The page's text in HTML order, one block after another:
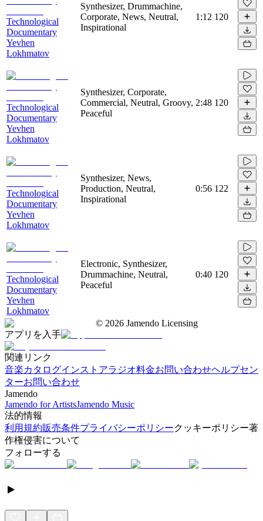
Technological
Documentary
Yevhen
Lokhmatov
Synthesizer, Drummachine,
Corporate, News, Neutral,
Inspirational
1:12 120
Technological
Documentary
Yevhen
Lokhmatov
Synthesizer, Corporate,
Commercial, Neutral, Groovy,
Peaceful
2:48 120
Technological
Documentary
Yevhen
Lokhmatov
Synthesizer, News,
Production, Neutral,
Inspirational
0:56 122
Technological
Documentary
Yevhen
Lokhmatov
Electronic, Synthesizer,
Drummachine, Neutral,
Peaceful
0:40 120
© 2026 Jamendo Licensing
アプリを入手
関連リンク
音楽カタログインストアラジオ料金お問い合わせヘルプセン
ターお問い合わせ
Jamendo
Jamendo for ArtistsJamendo Music
法的情報
利用規約販売条件プライバシーポリシークッキーポリシー著
作権侵害について
フォローする